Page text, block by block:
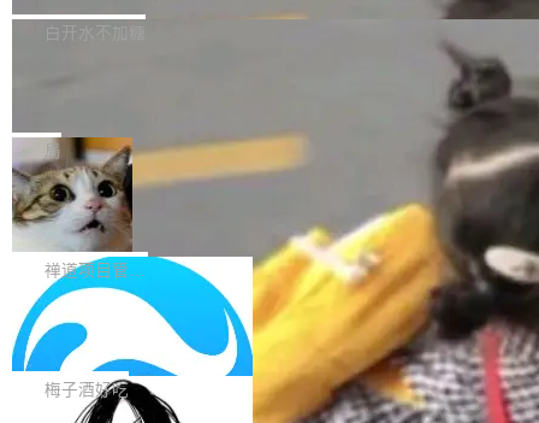
模型 API 调用服务，用户无需繁琐环境配置，一
绝遍历绝对符号链接的容器路径，例如/var/run -
更新说明：https://github.com/moby/...
计语言和 React 组件库。Ant Design 6.5.3 现
ut.OTP 的 mask 为 true 时仍显示原始值的问
题。#58805 修复 Input.TextArea 调整大小手柄
在触摸设备上显示为小圆点的问题。#58812 Ty
pography 优化 Typography 省略提示在大列表
中的渲染性能。#58806 修复 Typography...
白开水不加糖
比它便宜的。 Artificial Analysis 更新了 DeepS
eek V4 Flash 0731 的完整评测。一张 Intellige
nce Index vs Cost per Task 的散点图上，13
个模型排成一列，V4 Flash 贴着底部：$0.03
一次任务。 V4 Flash 的 Intelligence Index 得
分 50，在 101 个模型中排第 3。排在它前面
的：Claude Opus 5（61 分）、Claude Fable
5（60 分）、GPT-5.6 Sol（59 分）、Kimi K3
（57 分）、Grok 4...
局
禅道开源版 22.4 发布，内置 DevOps4.
0 正式版，提供从代码提交到交付的全
生命周期的管理能力
大家好， 禅道开源版22.4发布啦！本次发布我们
带来了DevOps4.0系列的首个正式版本。 DevO
ps4.0内置与禅道DevOps专业版同源的代码管理
核心，依托于全自研的GitFox代码托管引擎，我
们提供了从代码提交到交付的全生命周期的管理
能力。同时，我们 对禅道DevOps现有底层代码
进行了革命性的重构，为后续AI辅助编程、智能
Solon 的 10 种 HTTP 服务器：改一行
依赖，换一个引擎
用 Solon 做线上项目有一阵子了，有个点总让新
接触的人觉得意外：服务器引擎是让你选的。 S
olon 内核约 0.3MB，不内置固定的 HTTP 服务
梅子酒好吃